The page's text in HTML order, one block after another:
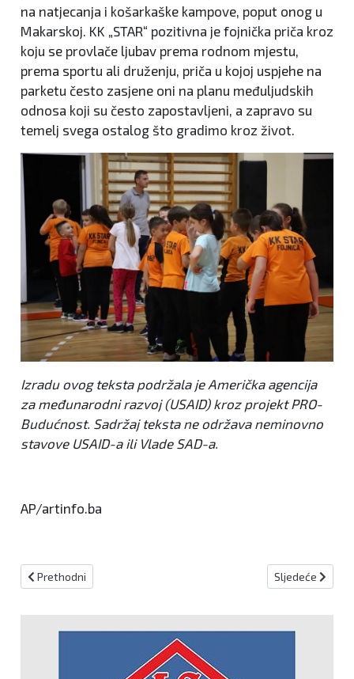
na natjecanja i košarkaške kampove, poput onog u
Makarskoj. KK „STAR“ pozitivna je fojnička priča kroz
koju se provlače ljubav prema rodnom mjestu,
prema sportu ali druženju, priča u kojoj uspjehe na
parketu često zasjene oni na planu međuljudskih
odnosa koji su često zapostavljeni, a zapravo su
temelj svega ostalog što gradimo kroz život.
Izradu ovog teksta podržala je Američka agencija
za međunarodni razvoj (USAID) kroz projekt PRO-
Budućnost. Sadržaj teksta ne održava neminovno
stavove USAID-a ili Vlade SAD-a.
AP/artinfo.ba
Prethodni članak: Dinamo na Maksimiru remizirao sa Salzburgom!
Prethodni Sljedeći
Sljedeće